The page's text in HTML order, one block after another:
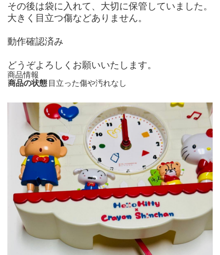
その後は袋に入れて、大切に保管していました。
大きく目立つ傷などありません。
動作確認済み
どうぞよろしくお願いいたします。
商品情報
商品の状態 目立った傷や汚れなし